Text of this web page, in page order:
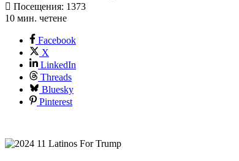
Посещения: 1373
10 мин. четене
Facebook
X
LinkedIn
Threads
Bluesky
Pinterest